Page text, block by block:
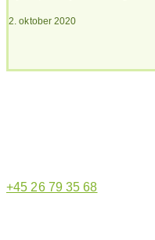
2. oktober 2020
+45 26 79 35 68